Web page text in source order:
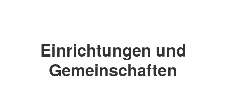
Einrichtungen und
Gemeinschaften